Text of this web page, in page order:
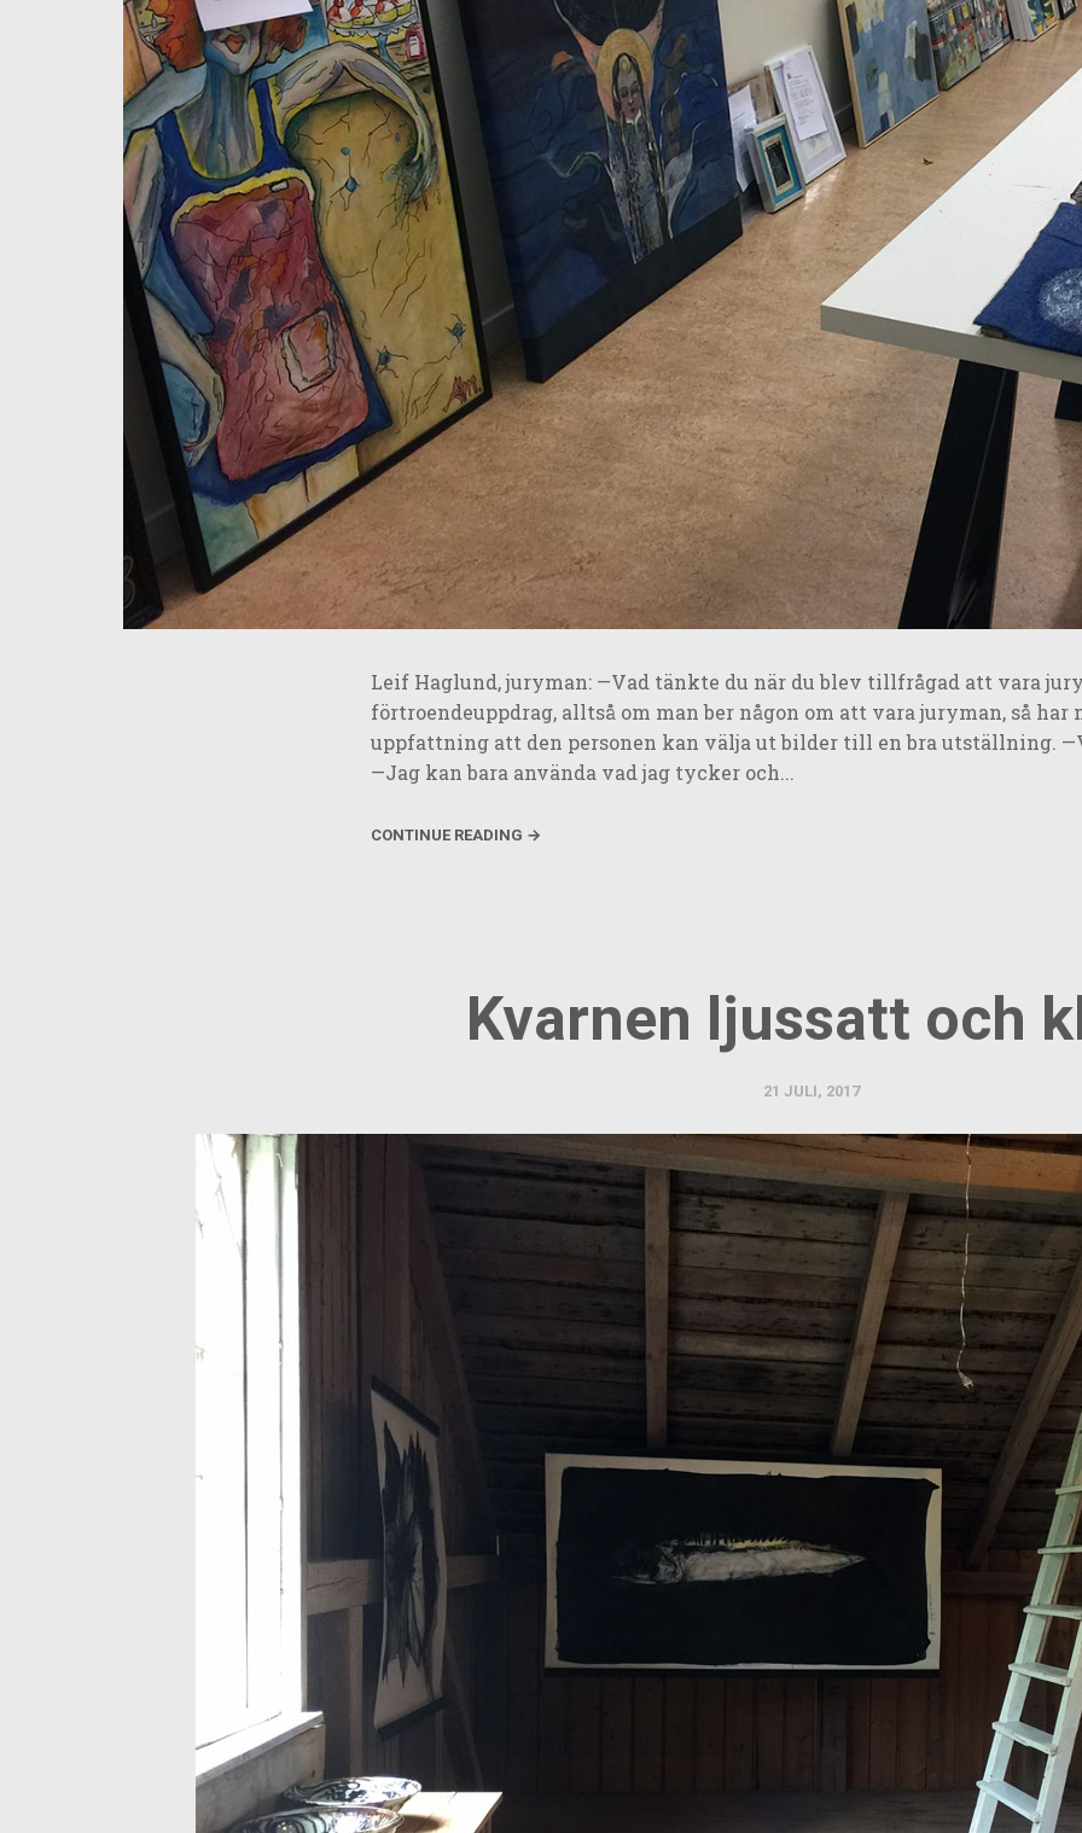
Leif Haglund, juryman: —Vad tänkte du när du blev tillfrågad att vara
förtroendeuppdrag, alltså om man ber någon om att vara juryman, så har
uppfattning att den personen kan välja ut bilder till en bra utställning.
—Jag kan bara använda vad jag tycker och...
CONTINUE READING →
Kvarnen ljussatt och
21 JULI, 2017